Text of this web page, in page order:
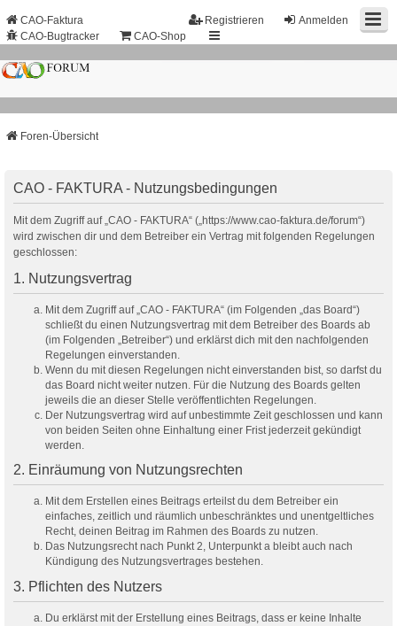
Anmelden
Registrieren
CAO-Faktura
CAO-Bugtracker
CAO-Shop
Foren-Übersicht
CAO - FAKTURA - Nutzungsbedingungen
Mit dem Zugriff auf „CAO - FAKTURA“ („https://www.cao-faktura.de/forum“)
wird zwischen dir und dem Betreiber ein Vertrag mit folgenden Regelungen
geschlossen:
1. Nutzungsvertrag
Mit dem Zugriff auf „CAO - FAKTURA“ (im Folgenden „das Board“)
schließt du einen Nutzungsvertrag mit dem Betreiber des Boards ab
(im Folgenden „Betreiber“) und erklärst dich mit den nachfolgenden
Regelungen einverstanden.
Wenn du mit diesen Regelungen nicht einverstanden bist, so darfst du
das Board nicht weiter nutzen. Für die Nutzung des Boards gelten
jeweils die an dieser Stelle veröffentlichten Regelungen.
Der Nutzungsvertrag wird auf unbestimmte Zeit geschlossen und kann
von beiden Seiten ohne Einhaltung einer Frist jederzeit gekündigt
werden.
2. Einräumung von Nutzungsrechten
Mit dem Erstellen eines Beitrags erteilst du dem Betreiber ein
einfaches, zeitlich und räumlich unbeschränktes und unentgeltliches
Recht, deinen Beitrag im Rahmen des Boards zu nutzen.
Das Nutzungsrecht nach Punkt 2, Unterpunkt a bleibt auch nach
Kündigung des Nutzungsvertrages bestehen.
3. Pflichten des Nutzers
Du erklärst mit der Erstellung eines Beitrags, dass er keine Inhalte